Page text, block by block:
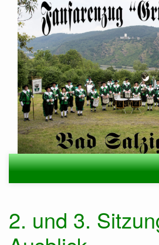
Zum
Hauptinhalt
springen
Navigation
2. und 3.